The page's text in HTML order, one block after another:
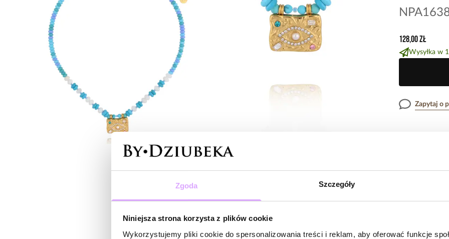
Zgoda Szczegóły
Niniejsza strona korzysta z plików cookie
Wykorzystujemy pliki cookie do spersonalizowania treści i reklam, aby oferować funkcje
128,00 zł
Wysyłka w
Zapytaj o
wyjątkowej
symbol
jest